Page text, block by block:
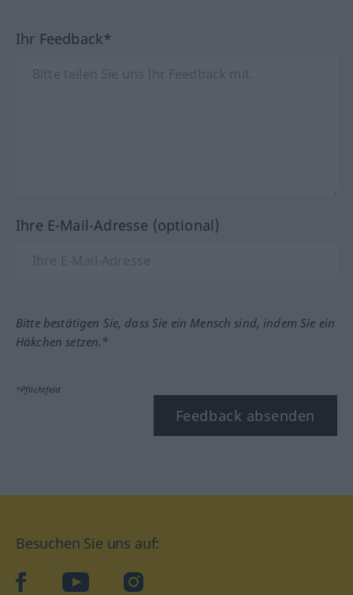
Ihr Feedback*
Ihre E-Mail-Adresse (optional)
Bitte bestätigen Sie, dass Sie ein Mensch sind, indem Sie ein
Häkchen setzen.*
*Pflichtfeld
Feedback absenden
Besuchen Sie uns auf:
facebookYouTube Instagram